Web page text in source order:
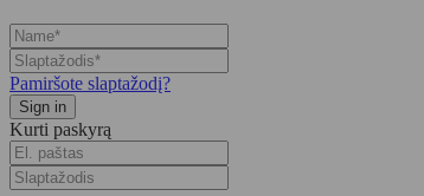
Pamiršote slaptažodį?
Kurti paskyrą